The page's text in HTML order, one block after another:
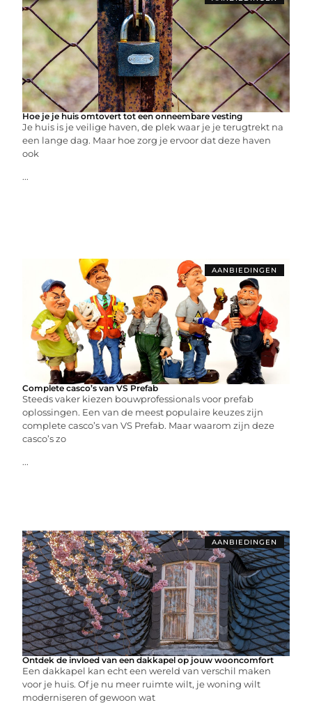
Hoe je je huis omtovert tot een onneembare vesting
Je huis is je veilige haven, de plek waar je je terugtrekt na
een lange dag. Maar hoe zorg je ervoor dat deze haven
ook
...
AANBIEDINGEN
Complete casco’s van VS Prefab
Steeds vaker kiezen bouwprofessionals voor prefab
oplossingen. Een van de meest populaire keuzes zijn
complete casco’s van VS Prefab. Maar waarom zijn deze
casco’s zo
...
AANBIEDINGEN
Ontdek de invloed van een dakkapel op jouw wooncomfort
Een dakkapel kan echt een wereld van verschil maken
voor je huis. Of je nu meer ruimte wilt, je woning wilt
moderniseren of gewoon wat